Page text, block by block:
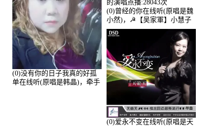
(0)没有你的日子我真的好孤
单在线听(原唱是韩晶)，牵手
(0)曾经的你在线听(原唱是魏
小然)，☭【吴家軍】小慧子
的演唱点播:28043次
(0)爱永不变在线听(原唱是天